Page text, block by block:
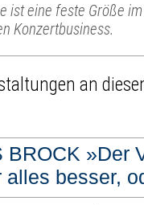
ist eine feste Größe
Konzertbusiness.
an
BROCK »Der
alles besser,